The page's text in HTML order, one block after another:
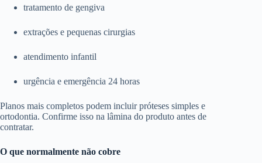
tratamento de gengiva
extrações e pequenas cirurgias
atendimento infantil
urgência e emergência 24 horas
Planos mais completos podem incluir próteses simples e
ortodontia. Confirme isso na lâmina do produto antes de
contratar.
O que normalmente não cobre